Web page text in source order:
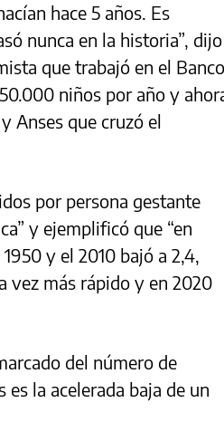
hace 5 años. Es
nunca en la historia”, dijo
que trabajó en el Banco
niños por año y
Anses que cruzó el
por persona gestante
y ejemplificó que “en
y el 2010 bajó a 2,4,
vez más rápido y en 2020
del número de
la acelerada baja de un